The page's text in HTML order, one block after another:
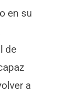
en su
de
a